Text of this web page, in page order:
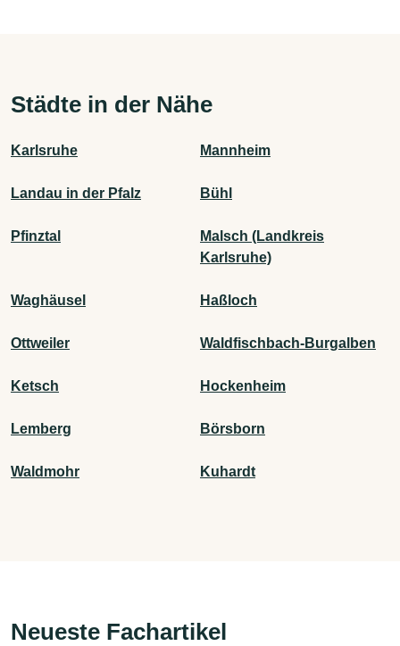
Städte in der Nähe
Karlsruhe Mannheim
Landau in der Pfalz Bühl
Pfinztal
Malsch (Landkreis
Karlsruhe)
Waghäusel Haßloch
Ottweiler Waldfischbach-Burgalben
Ketsch Hockenheim
Lemberg Börsborn
Waldmohr Kuhardt
Neueste Fachartikel